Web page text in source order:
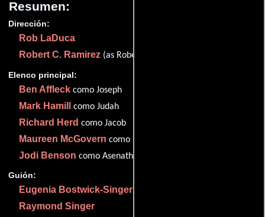
Resumen:
Dirección:
Rob LaDuca
Robert C. Ramirez (as Robert Ramirez)
Elenco principal:
Ben Affleck como Joseph
Mark Hamill como Judah
Richard Herd como Jacob
Maureen McGovern como Rachel
Jodi Benson como Asenath
Guión:
Eugenia Bostwick-Singer
Raymond Singer